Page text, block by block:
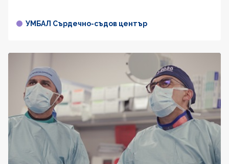
УМБАЛ Сърдечно-съдов център